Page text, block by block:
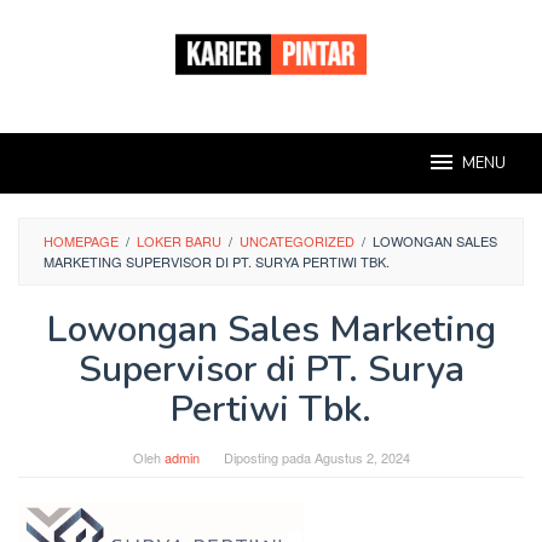
MENU
HOMEPAGE / LOKER BARU / UNCATEGORIZED / LOWONGAN SALES
MARKETING SUPERVISOR DI PT. SURYA PERTIWI TBK.
Lowongan Sales Marketing
Supervisor di PT. Surya
Pertiwi Tbk.
Olehadmin Diposting pada Agustus 2, 2024